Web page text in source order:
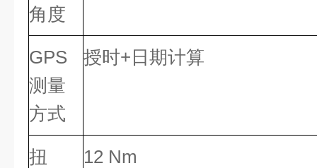
角度
GPS
测量
方式
授时+日期计算
扭
12 Nm